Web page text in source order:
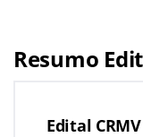
Resumo
Edital